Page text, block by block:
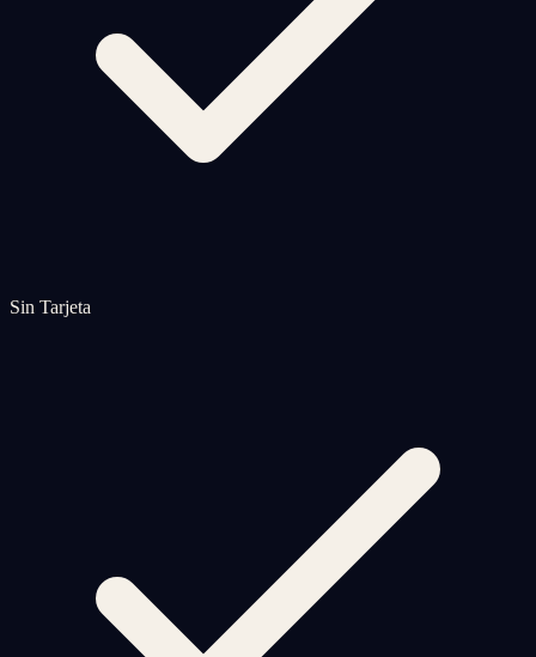
Sin Tarjeta